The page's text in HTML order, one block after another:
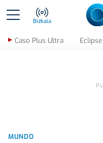
Bizkaia
Caso Plus Ultra Eclipse
MUNDO